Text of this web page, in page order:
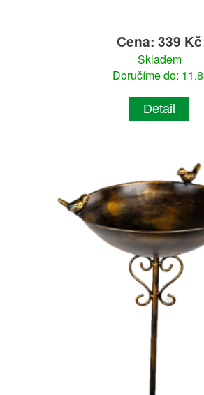
Cena: 339 Kč
Skladem
Doručíme do:
Detail